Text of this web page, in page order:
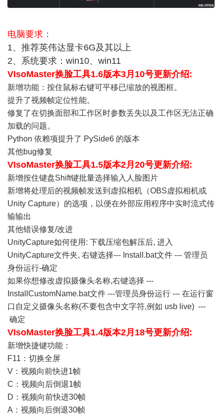
电脑要求：
1、推荐英伟达显卡6G及其以上
2、系统要求：win10、win11
VIsoMaster换脸工具1.6版本3月10号更新介绍:
新增功能：按住鼠标右键可平移已缩放的视图框。
提升了视频帧定位性能。
修复了在切换面部和工作区时参数丢失以及工作区无法正确
加载的问题。
Python 依赖项提升了 PySide6 的版本
其他bug修复
VIsoMaster换脸工具1.5版本2月20号更新介绍:
新增按住键盘Shift键批量选择输入人脸图片
新增将处理后的视频帧发送到虚拟相机（OBS虚拟相机或
Unity Capture）的选项，以便在外部应用程序中实时流式传
输输出
其他错误修复/改进
UnityCapture如何使用: 下载压缩包解压后, 进入
UnityCapture文件夹, 右键选择--- Install.bat文件 --- 管理员
身份运行-确定
如果你想修改虚拟摄像头名称,右键选择 ---
InstallCustomName.bat文件 ---管理员身份运行 --- 在运行窗
口自定义摄像头名称(不要包含中文字符,例如 usb live) ---
确定
VIsoMaster换脸工具1.4版本2月18号更新介绍:
新增快捷键功能：
F11：切换全屏
V：视频向前快进1帧
C：视频向后倒退1帧
D：视频向前快进30帧
A：视频向后倒退30帧